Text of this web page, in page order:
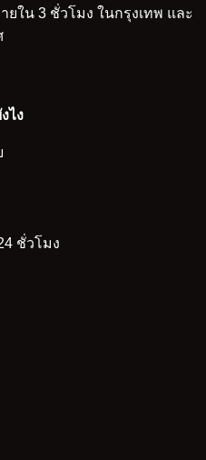
ยใน 3 ชั่วโมง ในกรุงเทพ และ
ไง
ชั่วโมง